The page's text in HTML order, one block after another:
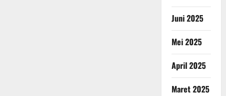
Juni 2025
Mei 2025
April 2025
Maret 2025